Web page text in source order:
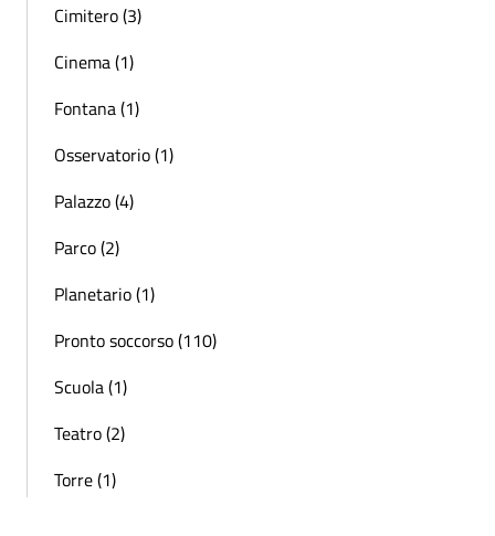
Cimitero (3)
Cinema (1)
Fontana (1)
Osservatorio (1)
Palazzo (4)
Parco (2)
Planetario (1)
Pronto soccorso (110)
Scuola (1)
Teatro (2)
Torre (1)